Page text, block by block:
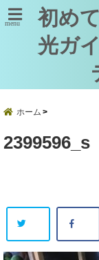
menu
初め
光ガ
ホーム
2399596_s